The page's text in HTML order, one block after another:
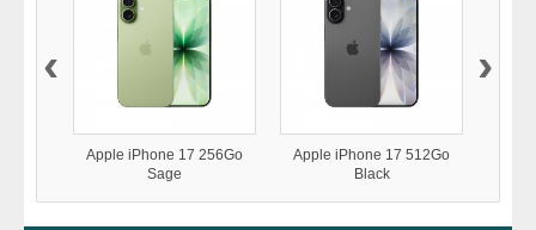
Apple iPhone 17 256Go
Sage
Apple iPhone 17 512Go
Black
‹ ›